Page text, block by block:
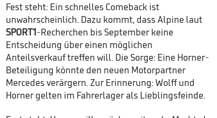
Fest steht: Ein schnelles Comeback ist
unwahrscheinlich. Dazu kommt, dass Alpine laut
SPORT1-Recherchen bis September keine
Entscheidung über einen möglichen
Anteilsverkauf treffen will. Die Sorge: Eine Horner-
Beteiligung könnte den neuen Motorpartner
Mercedes verärgern. Zur Erinnerung: Wolff und
Horner gelten im Fahrerlager als Lieblingsfeinde.